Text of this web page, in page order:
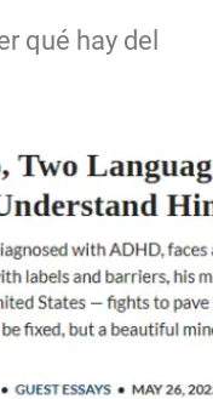
qué hay del